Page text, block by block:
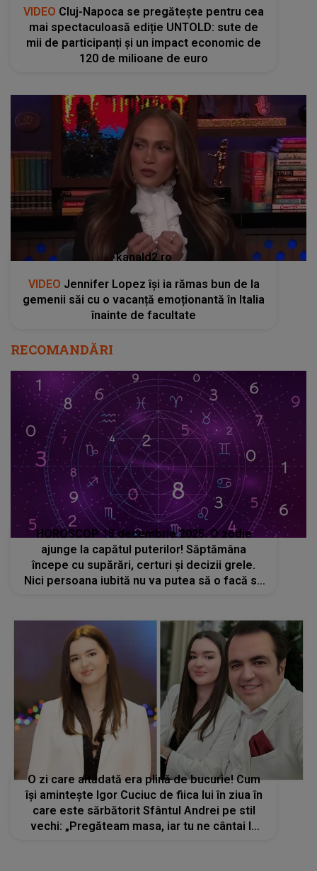
VIDEO Cluj-Napoca se pregătește pentru cea
mai spectaculoasă ediție UNTOLD: sute de
mii de participanți și un impact economic de
120 de milioane de euro
kanald2.ro
VIDEO Jennifer Lopez își ia rămas bun de la
gemenii săi cu o vacanță emoționantă în Italia
înainte de facultate
RECOMANDĂRI
HOROSCOP 15 decembrie 2025. O zodie
ajunge la capătul puterilor! Săptămâna
începe cu supărări, certuri și decizii grele.
Nici persoana iubită nu va putea să o facă să
O zi care altădată era plină de bucurie! Cum
își amintește Igor Cuciuc de fiica lui în ziua în
care este sărbătorit Sfântul Andrei pe stil
vechi: „Pregăteam masa, iar tu ne cântai la